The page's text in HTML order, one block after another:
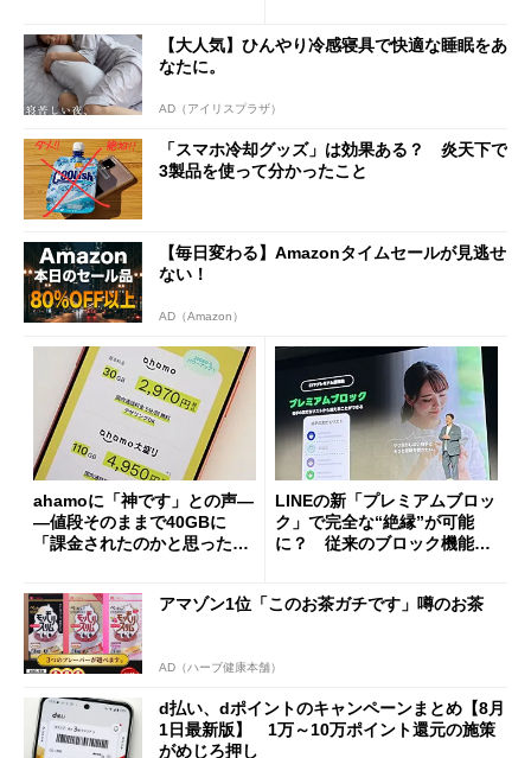
【大人気】ひんやり冷感寝具で快適な睡眠をあ
なたに。
AD（アイリスプラザ）
「スマホ冷却グッズ」は効果ある？ 炎天下で
3製品を使って分かったこと
【毎日変わる】Amazonタイムセールが見逃せ
ない！
AD（Amazon）
ahamoに「神です」との声―
―値段そのままで40GBに
「課金されたのかと思った」
LINEの新「プレミアムブロッ
ク」で完全な“絶縁”が可能
に？ 従来のブロック機能と
アマゾン1位「このお茶ガチです」噂のお茶
AD（ハーブ健康本舗）
d払い、dポイントのキャンペーンまとめ【8月
1日最新版】 1万～10万ポイント還元の施策
がめじろ押し